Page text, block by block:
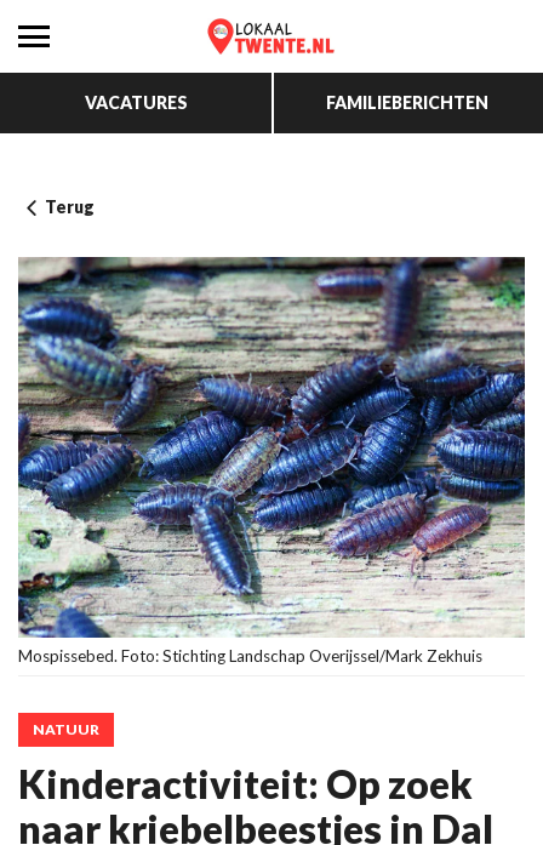
VACATURES FAMILIEBERICHTEN
Terug
Mospissebed. Foto: Stichting Landschap Overijssel/Mark Zekhuis
NATUUR
Kinderactiviteit: Op zoek
naar kriebelbeestjes in Dal